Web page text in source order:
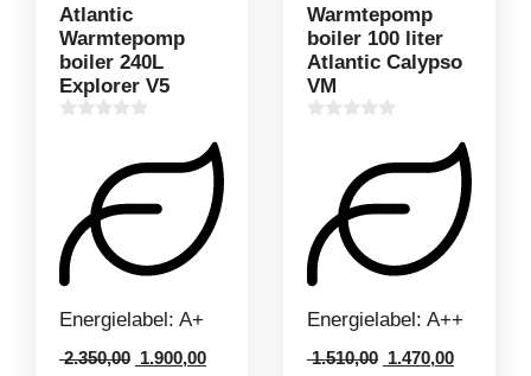
Atlantic
Warmtepomp
boiler 240L
Explorer V5
Energielabel: A+
2.350,00 Oorspronkelijke
1.900,00Huidige
Warmtepomp
boiler 100 liter
Atlantic Calypso
VM
Energielabel: A++
1.510,00 Oorspronkelijke
1.470,00Huidige